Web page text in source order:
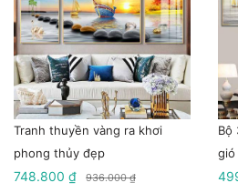
Tranh thuyền vàng ra khơi
phong thủy đẹp
748.800 ₫ 936.000 ₫
Bộ
gió